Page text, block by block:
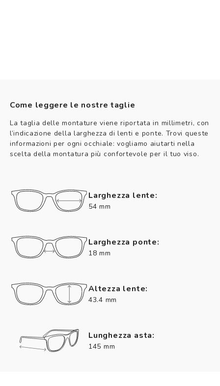
Come leggere le nostre taglie
La taglia delle montature viene riportata in millimetri, con
l’indicazione della larghezza di lenti e ponte. Trovi queste
informazioni per ogni occhiale: vogliamo aiutarti nella
scelta della montatura più confortevole per il tuo viso.
Larghezza lente:
54 mm
Larghezza ponte:
18 mm
Altezza lente:
43.4 mm
Lunghezza asta:
145 mm